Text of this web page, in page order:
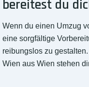
bereitest du
Wenn du einen Umzug
eine sorgfältige
reibungslos zu
Wien aus Wien stehen